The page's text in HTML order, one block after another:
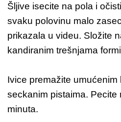
Šljive isecite na pola i
svaku polovinu malo
prikazala u videu. Složite
kandiranim trešnjama
Ivice premažite
seckanim pistaima. Pecite
minuta.